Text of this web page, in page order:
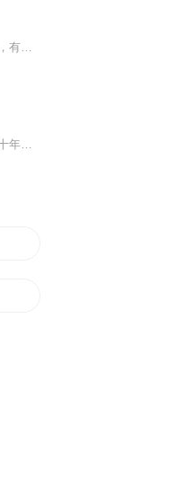
仙人抚我顶，结发受长生。这是亦真亦幻的仙侠游戏，一个青城弟子在彼岸的世界中仗剑前行的故事。没有重生，有的是勇气和智慧的碰撞；没有先知，有的是技术与谋略的相交。
大宇宙中，种族林立，在地球被发现的那一刻，就注定了其他种族的入侵。为了生存，地球意志觉醒，重生十年的许峰，在这一场似游戏，似末日的世界，开始了一副波澜壮阔的求生之旅。